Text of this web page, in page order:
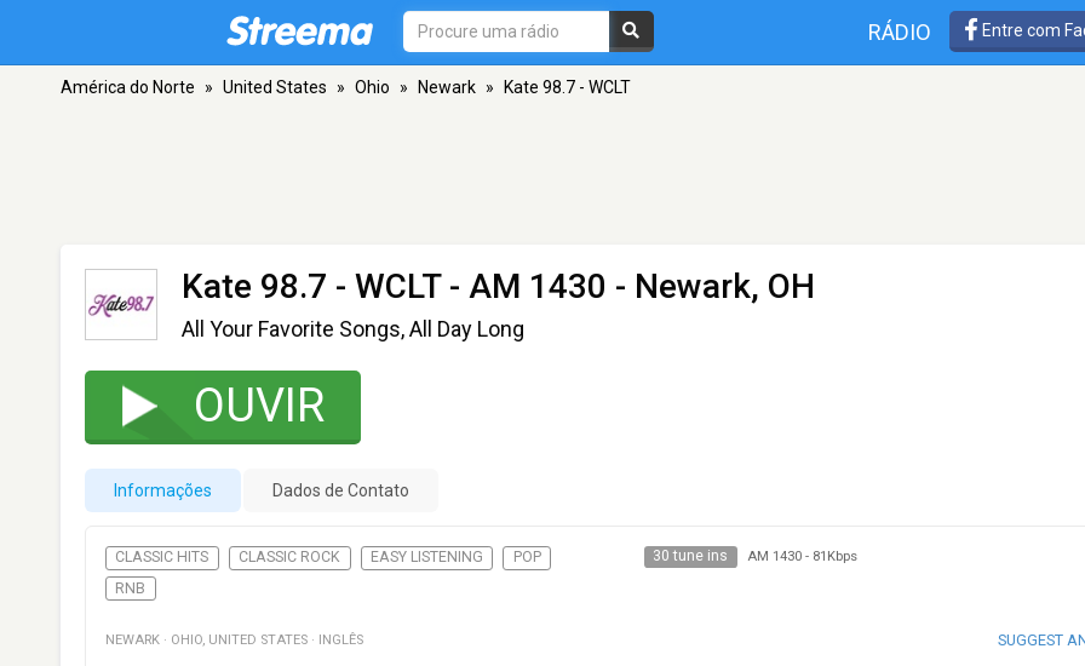
RÁDIO Entre com
América do Norte » United States » Ohio » Newark » Kate 98.7 - WCLT
Kate 98.7 - WCLT- AM 1430 - Newark, OH
All Your Favorite Songs, All Day Long
OUVIR
Informações Dados de Contato
CLASSIC HITS CLASSIC ROCK EASY LISTENING
POP
RNB
30 tune ins AM 1430- 81Kbps
NEWARK · OHIO, UNITED STATES · INGLÊS SUGGEST